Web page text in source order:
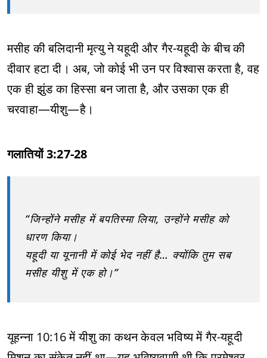
मसीह की बलिदानी मृत्यु ने यहूदी और गैर-यहूदी के बीच की
दीवार हटा दी। अब, जो कोई भी उन पर विश्वास करता है, वह
एक ही झुंड का हिस्सा बन जाता है, और उसका एक ही
चरवाहा—यीशु—है।
गलातियों 3:27-28
“जिन्होंने मसीह में बपतिस्मा लिया, उन्होंने मसीह को
धारण किया।
यहूदी या यूनानी में कोई भेद नहीं है… क्योंकि तुम सब
मसीह यीशु में एक हो।”
यूहन्ना 10:16 में यीशु का कथन केवल भविष्य में गैर-यहूदी